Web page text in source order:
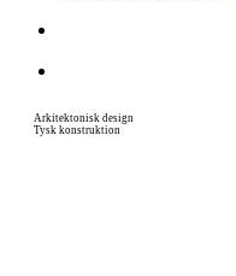
Arkitektonisk design
Tysk konstruktion